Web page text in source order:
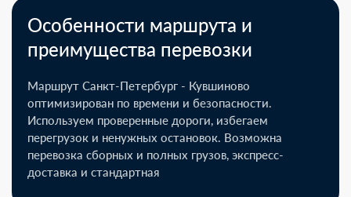
Особенности маршрута и
преимущества перевозки
Маршрут Санкт-Петербург - Кувшиново
оптимизирован по времени и безопасности.
Используем проверенные дороги, избегаем
перегрузок и ненужных остановок. Возможна
перевозка сборных и полных грузов, экспресс-
доставка и стандартная